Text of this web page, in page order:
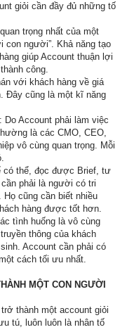
giỏi cần đầy đủ những tố
trọng nhất của một
con người”. Khả năng tạo
giúp Account thuận lợi
công.
với khách hàng về giá
Đây cũng là một kĩ năng
Do Account phải làm việc
là các CMO, CEO,
vô cùng quan trọng. Mỗi
có thể, đọc được Brief, tư
phải là người có tri
cũng cần biết nhiều
hàng được tốt hơn.
tình huống là vô cùng
thông của khách
Account cần phải có
cách tối ưu nhất.
MỘT CON NGƯỜI
thành một account giỏi
tú, luôn luôn là nhân tố